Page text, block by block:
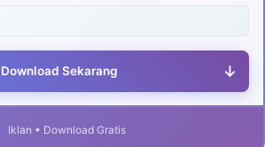
Download Sekarang ↓
Iklan • Download Gratis